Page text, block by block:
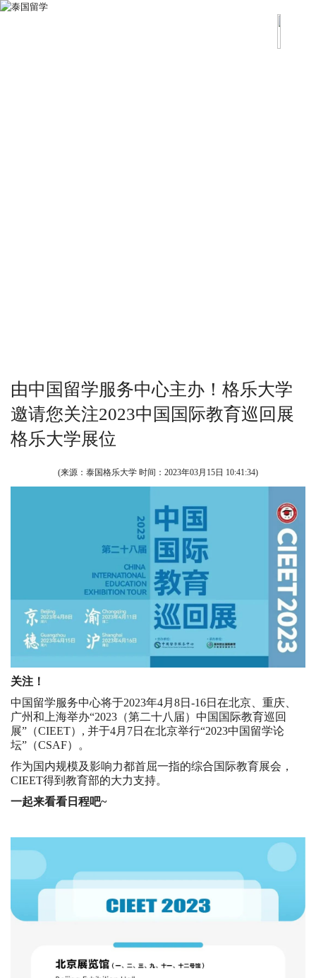
由中国留学服务中心主办！格乐大学
邀请您关注2023中国国际教育巡回展
格乐大学展位
(来源：泰国格乐大学 时间： 2023年03月15日 10:41:34)
关注！
中国留学服务中心将于2023年4月8日-16日在北京、重庆、
广州和上海举办“2023（第二十八届）中国国际教育巡回
展”（CIEET）, 并于4月7日在北京举行“2023中国留学论
坛”（CSAF）。
作为国内规模及影响力都首屈一指的综合国际教育展会，
CIEET得到教育部的大力支持。
一起来看看日程吧~